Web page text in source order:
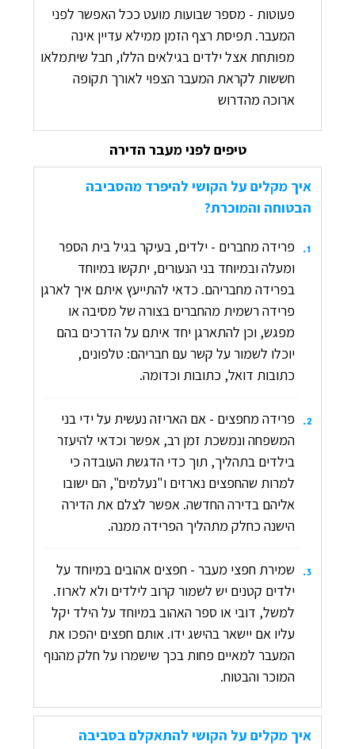
פעוטות - מספר שבועות מועט ככל האפשר לפני
המעבר. תפיסת רצף הזמן ממילא עדיין אינה
מפותחת אצל ילדים בגילאים הללו, חבל שיתמלאו
חששות לקראת המעבר הצפוי לאורך תקופה
ארוכה מהדרוש
טיפים לפני מעבר הדירה
איך מקלים על הקושי להיפרד מהסביבה
הבטוחה והמוכרת?
1
. פרידה מחברים - ילדים, בעיקר בגיל בית הספר
ומעלה ובמיוחד בני הנעורים, יתקשו במיוחד
בפרידה מחבריהם. כדאי להתייעץ איתם איך לארגן
פרידה רשמית מהחברים בצורה של מסיבה או
מפגש, וכן להתארגן יחד איתם על הדרכים בהם
יוכלו לשמור על קשר עם חבריהם: טלפונים,
כתובות דואל, כתובות וכדומה.
2
. פרידה מחפצים - אם האריזה נעשית על ידי בני
המשפחה ונמשכת זמן רב, אפשר וכדאי להיעזר
בילדים בתהליך, תוך כדי הדגשת העובדה כי
למרות שהחפצים נארזים ו"נעלמים", הם ישובו
אליהם בדירה החדשה. אפשר לצלם את הדירה
הישנה כחלק מתהליך הפרידה ממנה.
3
. שמירת חפצי מעבר - חפצים אהובים במיוחד על
ילדים קטנים יש לשמור קרוב לילדים ולא לארוז.
למשל, דובי או ספר האהוב במיוחד על הילד יקל
עליו אם יישאר בהישג ידו. אותם חפצים יהפכו את
המעבר למאיים פחות בכך שישמרו על חלק מהנוף
המוכר והבטוח.
איך מקלים על הקושי להתאקלם בסביבה